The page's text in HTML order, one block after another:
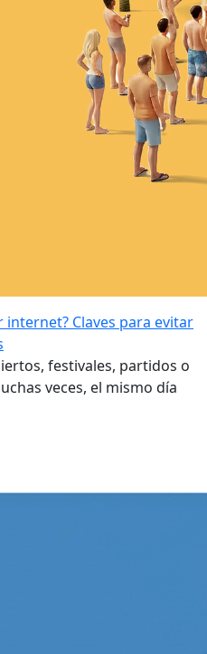
Claves para evitar
festivales, partidos o
veces, el mismo día